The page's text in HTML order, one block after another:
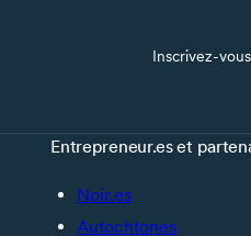
Inscrivez-
Entrepreneur.es et
Noir.es
Autochtones